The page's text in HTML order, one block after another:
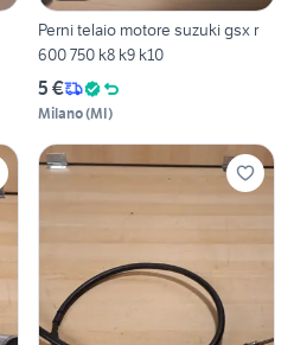
Perni telaio motore suzuki gsx r
600 750 k8 k9 k10
5 €
Milano(MI)